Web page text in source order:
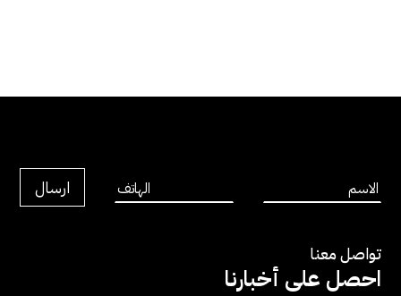
تواصل معنا
احصل على أخبارنا